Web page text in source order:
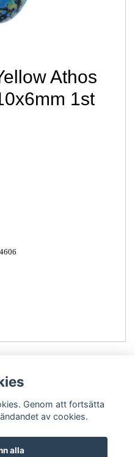
Athos
1st
Genom att fortsätta
av cookies.
alla